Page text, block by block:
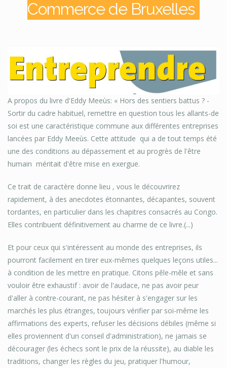
Commerce de Bruxelles
A propos du livre d'Eddy Meeùs: « Hors des sentiers battus ? ­
Sortir du cadre habituel, remettre en question tous les allants-de
soi est une caractéristique commune aux différentes entreprises
lancées par Eddy Meeùs. Cette attitude ­ qui a de tout temps été
une des conditions au dépassement et au progrès de l'être
humain ­ méritait d'être mise en exergue.
Ce trait de caractère donne lieu , vous le découvrirez
rapidement, à des anecdotes étonnantes, décapantes, souvent
tordantes, en particulier dans les chapitres consacrés au Congo.
Elles contribuent définitivement au charme de ce livre.(...)
Et pour ceux qui s'intéressent au monde des entreprises, ils
pourront facilement en tirer eux-mêmes quelques leçons utiles...
à condition de les mettre en pratique. Citons pêle-mêle et sans
vouloir être exhaustif : avoir de l'audace, ne pas avoir peur
d'aller à contre-courant, ne pas hésiter à s'engager sur les
marchés les plus étranges, toujours vérifier par soi-même les
affirmations des experts, refuser les décisions débiles (même si
elles proviennent d'un conseil d'administration), ne jamais se
décourager (les échecs sont le prix de la réussite), au diable les
traditions, changer les règles du jeu, pratiquer l'humour,